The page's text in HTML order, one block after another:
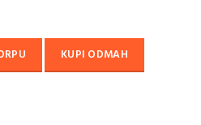
KUPI ODMAH